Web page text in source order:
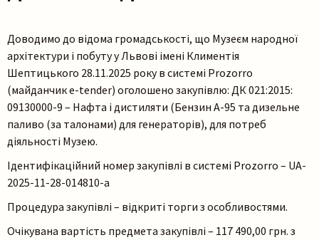
Доводимо до відома громадськості, що Музеєм народної
архітектури і побуту у Львові імені Климентія
Шептицького 28.11.2025 року в системі Prozorro
(майданчик e-tender) оголошено закупівлю: ДК 021:2015:
09130000-9 – Нафта і дистиляти (Бензин А-95 та дизельне
паливо (за талонами) для генераторів), для потреб
діяльності Музею.
Ідентифікаційний номер закупівлі в системі Prozorro – UA-
2025-11-28-014810-a
Процедура закупівлі – відкриті торги з особливостями.
Очікувана вартість предмета закупівлі – 117 490,00 грн. з